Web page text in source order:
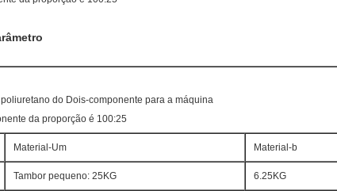
do Dois-componente para a máquina
da proporção é 100:25
Material-Um Material-b
Tambor pequeno: 25KG 6.25KG